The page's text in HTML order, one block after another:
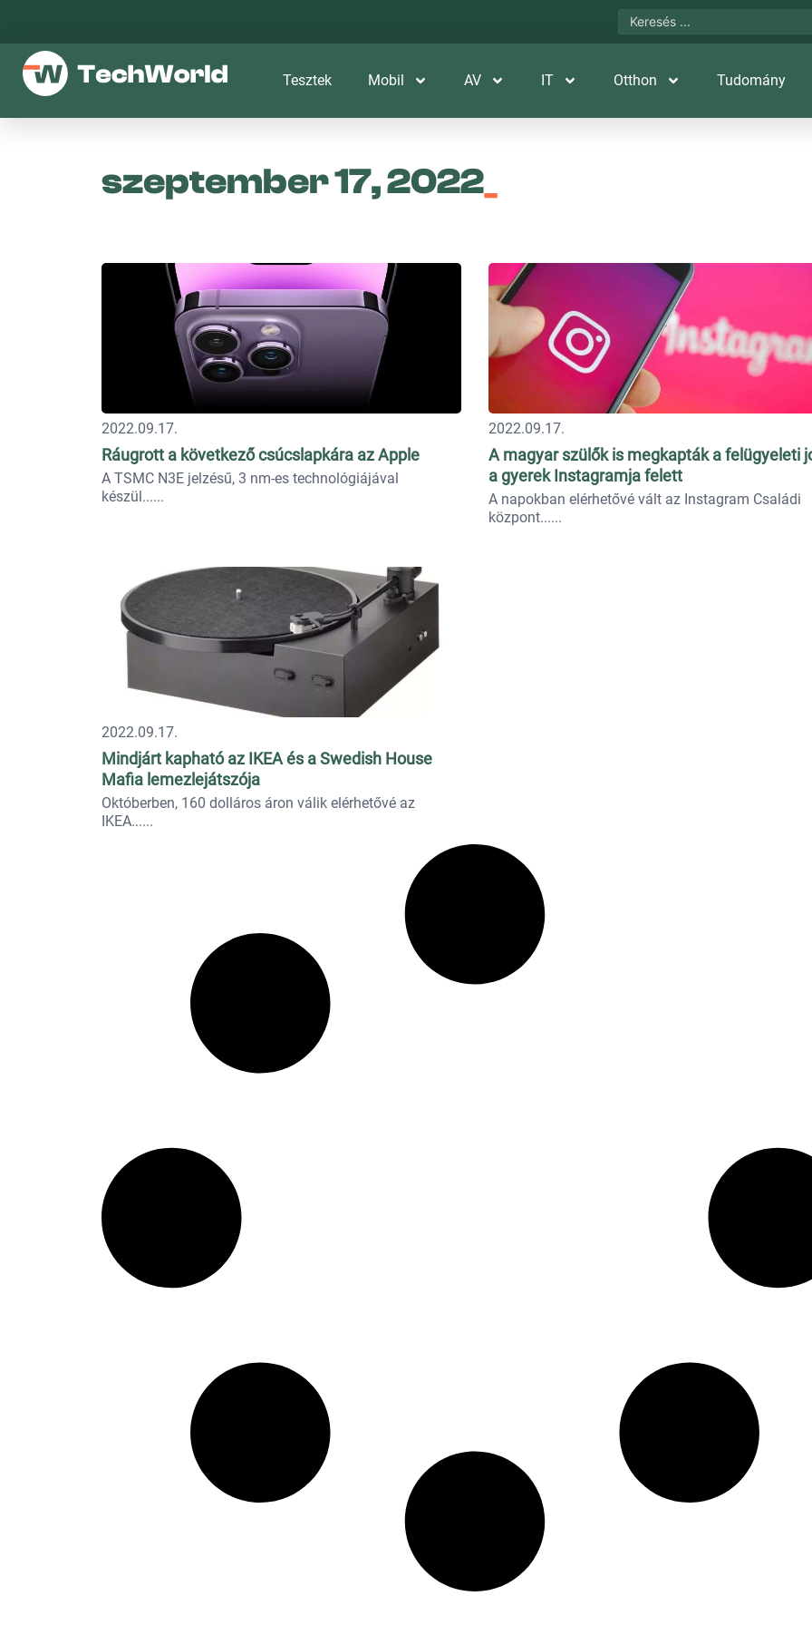
Tesztek Mobil AV IT Otthon Tudomány
szeptember 17, 2022
2022.09.17.
Ráugrott a következő csúcslapkára az Apple
A TSMC N3E jelzésű, 3 nm-es technológiájával
készül...
2022.09.17.
A magyar szülők is megkapták a felügyeleti
a gyerek Instagramja felett
A napokban elérhetővé vált az Instagram Családi
központ...
2022.09.17.
Mindjárt kapható az IKEA és a Swedish House
Mafia lemezlejátszója
Októberben, 160 dolláros áron válik elérhetővé az
IKEA...